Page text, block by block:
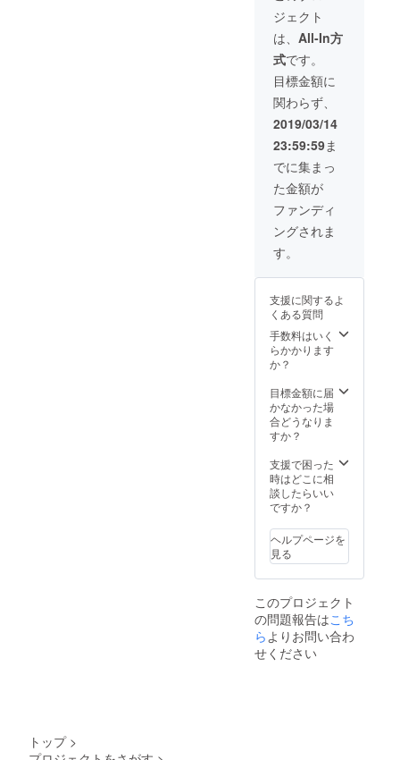
⑤ベト
ナム児
童支援
施設か
らのお
礼状 ⑥
ベトナ
ムダ
ラッ
ト・日
の出農
園見学
にご招
待（2泊
3日）
見学
は2019
を予定
してい
ます。
福岡空
港集
着を予
定して
おりま
す。
ベトナ
ムの往
復航空
運賃、
ム国内
の宿泊
費、移
動にお
通費を
含みま
す。 ※
福岡空
港まで
農園／
日の出
珈琲か
らのお
礼状 ③
ステン
レス製
ベトナ
ム式ド
リッ
パーを2
個 ④陶
器製ベ
トナム
式ド
リッ
カップ
を2個
⑤ベト
ナム児
童支援
施設か
礼状 ⑥
ベトナ
ムダ
ラッ
の出農
園／ベ
トナム
児童支
の見学
にご招
待（4泊
5日）
日程に
ついて
は2019
年6月頃
を予定
ジェクト
は、 All-In方
式です。
目標金額に
関わらず、
2019/03/14
23:59:59ま
でに集まっ
た金額が
ファンディ
ングされま
す。
支援に関するよ
くある質問
手数料はいく
らかかります
か？
目標金額に届
かなかった場
合どうなりま
すか？
支援で困った
時はどこに相
談したらいい
ですか？
ヘルプページを
見る
このプロジェクト
の問題報告はこち
ら よりお問い合わ
せください
トップ >